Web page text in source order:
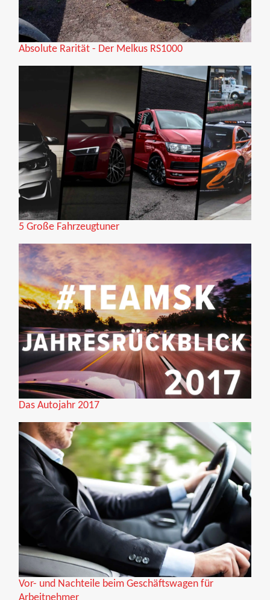
Absolute Rarität - Der Melkus RS1000
5 Große Fahrzeugtuner
Das Autojahr 2017
Vor- und Nachteile beim Geschäftswagen für